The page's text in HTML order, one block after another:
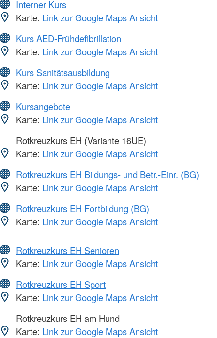
Interner Kurs
Karte: Link zur Google Maps Ansicht
Kurs AED-Frühdefibrillation
Karte: Link zur Google Maps Ansicht
Kurs Sanitätsausbildung
Karte: Link zur Google Maps Ansicht
Kursangebote
Karte: Link zur Google Maps Ansicht
Rotkreuzkurs EH (Variante 16UE)
Karte: Link zur Google Maps Ansicht
Rotkreuzkurs EH Bildungs- und Betr.-Einr. (BG)
Karte: Link zur Google Maps Ansicht
Rotkreuzkurs EH Fortbildung (BG)
Karte: Link zur Google Maps Ansicht
Rotkreuzkurs EH Senioren
Karte: Link zur Google Maps Ansicht
Rotkreuzkurs EH Sport
Karte: Link zur Google Maps Ansicht
Rotkreuzkurs EH am Hund
Karte: Link zur Google Maps Ansicht